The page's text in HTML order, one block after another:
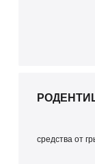
средства от